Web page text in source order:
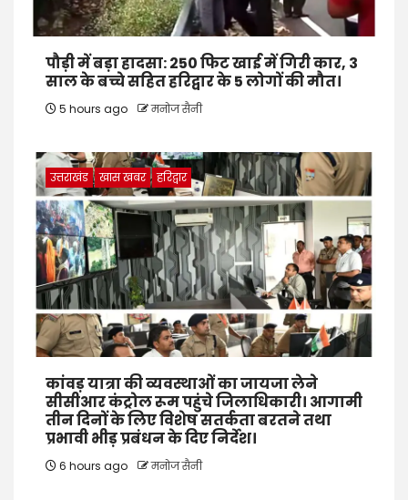
पौड़ी में बड़ा हादसा: 250 फिट खाई में गिरी कार, 3
साल के बच्चे सहित हरिद्वार के 5 लोगों की मौत।
5 hours ago मनोज सैनी
उत्तराखंड खास खबर हरिद्वार
कांवड़ यात्रा की व्यवस्थाओं का जायजा लेने
सीसीआर कंट्रोल रूम पहुंचे जिलाधिकारी। आगामी
तीन दिनों के लिए विशेष सतर्कता बरतने तथा
प्रभावी भीड़ प्रबंधन के दिए निर्देश।
6 hours ago मनोज सैनी